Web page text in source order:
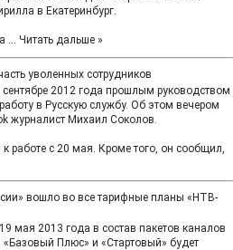
в Екатеринбург.
... Читать дальше »
уволенных сотрудников
2012 года прошлым руководством
в Русскую службу. Об этом вечером
журналист Михаил Соколов.
работе с 20 мая. Кроме того, он сообщил,
вошло во все тарифные планы «НТВ-
мая 2013 года в состав пакетов каналов
Плюс» и «Стартовый» будет